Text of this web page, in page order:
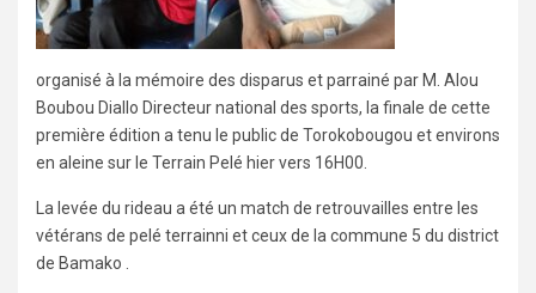
organisé à la mémoire des disparus et parrainé par M. Alou
Boubou Diallo Directeur national des sports, la finale de cette
première édition a tenu le public de Torokobougou et environs
en aleine sur le Terrain Pelé hier vers 16H00.
La levée du rideau a été un match de retrouvailles entre les
vétérans de pelé terrainni et ceux de la commune 5 du district
de Bamako .